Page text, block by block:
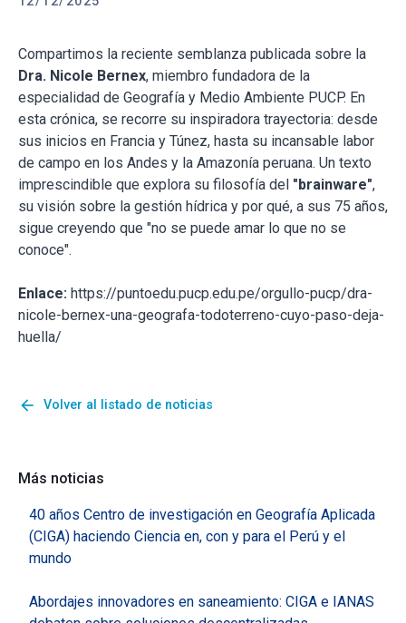
Compartimos la reciente semblanza publicada sobre la
Dra. Nicole Bernex, miembro fundadora de la
especialidad de Geografía y Medio Ambiente PUCP. En
esta crónica, se recorre su inspiradora trayectoria: desde
sus inicios en Francia y Túnez, hasta su incansable labor
de campo en los Andes y la Amazonía peruana. Un texto
imprescindible que explora su filosofía del "brainware",
su visión sobre la gestión hídrica y por qué, a sus 75 años,
sigue creyendo que "no se puede amar lo que no se
conoce".
Enlace: https://puntoedu.pucp.edu.pe/orgullo-pucp/dra-
nicole-bernex-una-geografa-todoterreno-cuyo-paso-deja-
huella/
arrow_back Volver al listado de noticias
Más noticias
40 años Centro de investigación en Geografía Aplicada
(CIGA) haciendo Ciencia en, con y para el Perú y el
mundo
Abordajes innovadores en saneamiento: CIGA e IANAS